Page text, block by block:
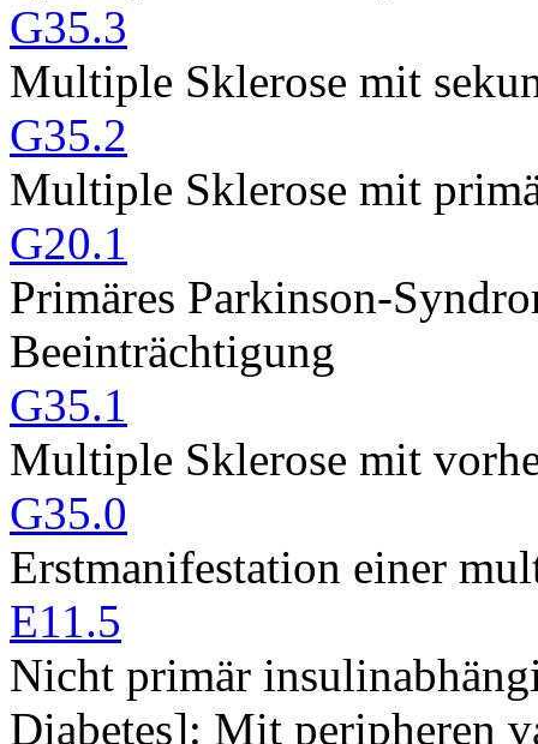
G35.3
Multiple Sklerose mit
G35.2
Multiple Sklerose mit
G20.1
Primäres Parkinson-
Beeinträchtigung
G35.1
Multiple Sklerose mit
G35.0
Erstmanifestation einer
E11.5
Nicht primär
Diabetes]: Mit peripheren